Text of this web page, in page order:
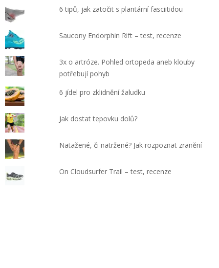
6 tipů, jak zatočit s plantární fasciitidou
Saucony Endorphin Rift – test, recenze
3x o artróze. Pohled ortopeda aneb klouby
potřebují pohyb
6 jídel pro zklidnění žaludku
Jak dostat tepovku dolů?
Natažené, či natržené? Jak rozpoznat zranění
On Cloudsurfer Trail – test, recenze